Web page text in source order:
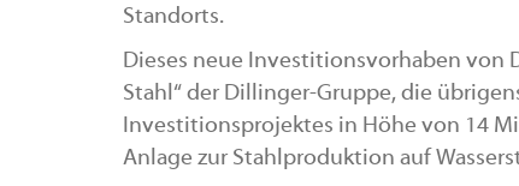
Standorts.
Dieses neue Investitionsvorhaben von
Stahl“ der Dillinger-Gruppe, die
Investitionsprojektes in Höhe von 14
Anlage zur Stahlproduktion auf